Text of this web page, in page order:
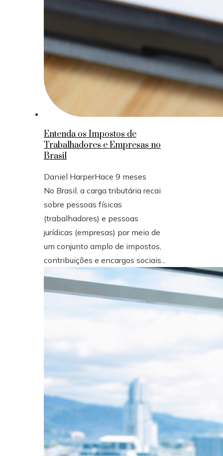
Entenda os Impostos de
Trabalhadores e Empresas no
Brasil
Daniel HarperHace 9 meses
No Brasil, a carga tributária recai
sobre pessoas físicas
(trabalhadores) e pessoas
jurídicas (empresas) por meio de
um conjunto amplo de impostos,
contribuições e encargos sociais...